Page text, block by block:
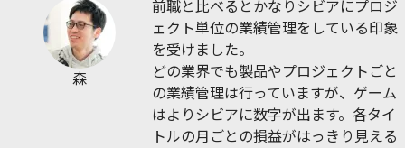
森
前職と比べるとかなりシビアにプロジ
ェクト単位の業績管理をしている印象
を受けました。
どの業界でも製品やプロジェクトごと
の業績管理は行っていますが、ゲーム
はよりシビアに数字が出ます。各タイ
トルの月ごとの損益がはっきり見える